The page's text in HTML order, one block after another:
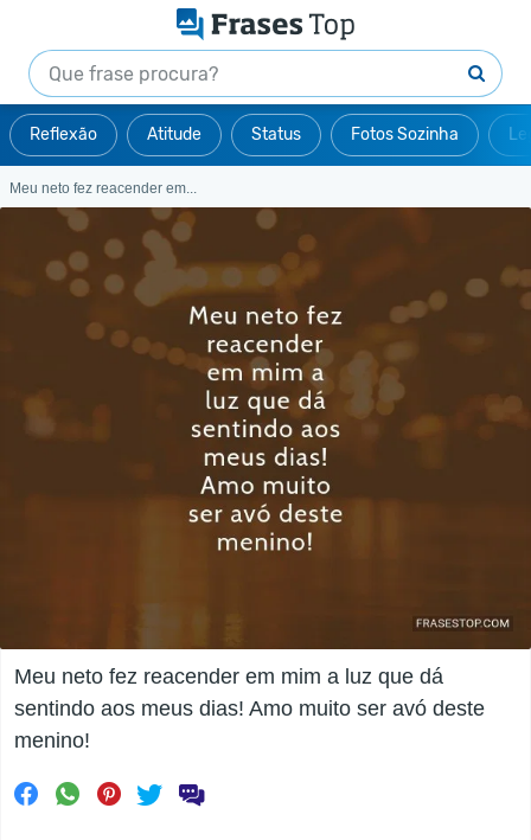
Reflexão Atitude Status Fotos Sozinha
Meu neto fez reacender em...
Meu neto fez reacender em mim a luz que dá
sentindo aos meus dias! Amo muito ser avó deste
menino!